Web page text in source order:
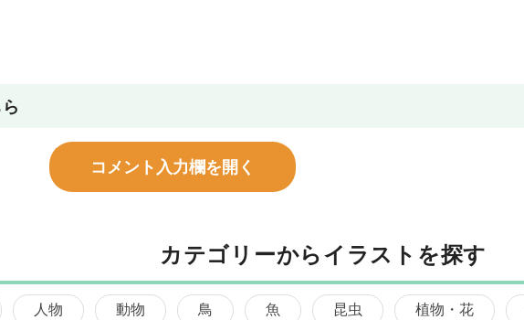
コメント入力欄を開く
カテゴリーからイラストを探す
人物 動物 鳥 魚 昆虫 植物・花